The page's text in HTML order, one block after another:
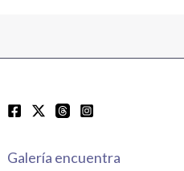
Galería encuentra